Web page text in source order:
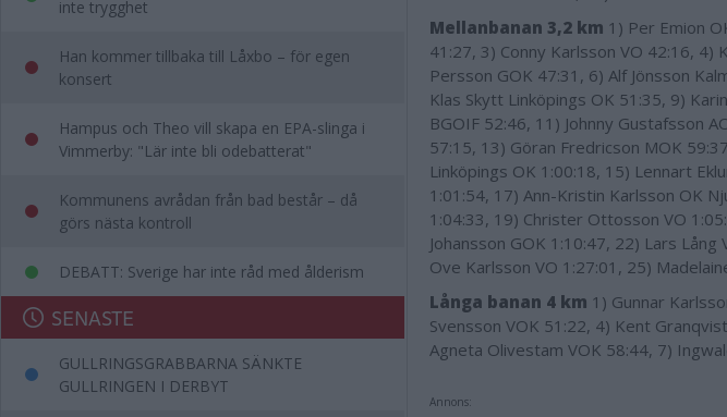
inte trygghet
Han kommer tillbaka till Låxbo – för egen
konsert
Hampus och Theo vill skapa en EPA-slinga i
Vimmerby: "Lär inte bli odebatterat"
Kommunens avrådan från bad består – då
görs nästa kontroll
DEBATT: Sverige har inte råd med ålderism
SENASTE
GULLRINGSGRABBARNA SÄNKTE
GULLRINGEN I DERBYT
Mellanbanan 3,2 km 1) Per Emion
41:27, 3) Conny Karlsson VO 42:16, 4)
Persson GOK 47:31, 6) Alf Jönsson
Klas Skytt Linköpings OK 51:35, 9)
BGOIF 52:46, 11) Johnny Gustafsson
57:15, 13) Göran Fredricson MOK
Linköpings OK 1:00:18, 15) Lennart
1:01:54, 17) Ann-Kristin Karlsson OK
1:04:33, 19) Christer Ottosson VO
Johansson GOK 1:10:47, 22) Lars
Ove Karlsson VO 1:27:01, 25)
Långa banan 4 km 1) Gunnar
Svensson VOK 51:22, 4) Kent
Agneta Olivestam VOK 58:44, 7)
Annons: